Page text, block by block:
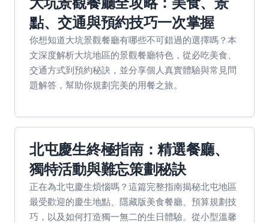
點、交通與預約技巧一次掌握
你想知道大坑景觀餐廳有哪些不可錯過的選擇嗎？本
文深度解析大坑地區的景觀餐廳特色，從必吃美食、
交通方式到預約秘訣，並分享個人真實體驗與常見問
題解答，幫助你規劃完美的用餐之旅。
北屯慶生終極指南：精選餐廳、
獨特活動與難忘策劃秘訣
正在為北屯慶生煩惱嗎？這篇完整指南揭秘北屯地區
最受歡迎的慶生地點、隱藏版美食餐廳、預算規劃技
巧，以及如何打造獨一無二的生日體驗。從小型溫馨